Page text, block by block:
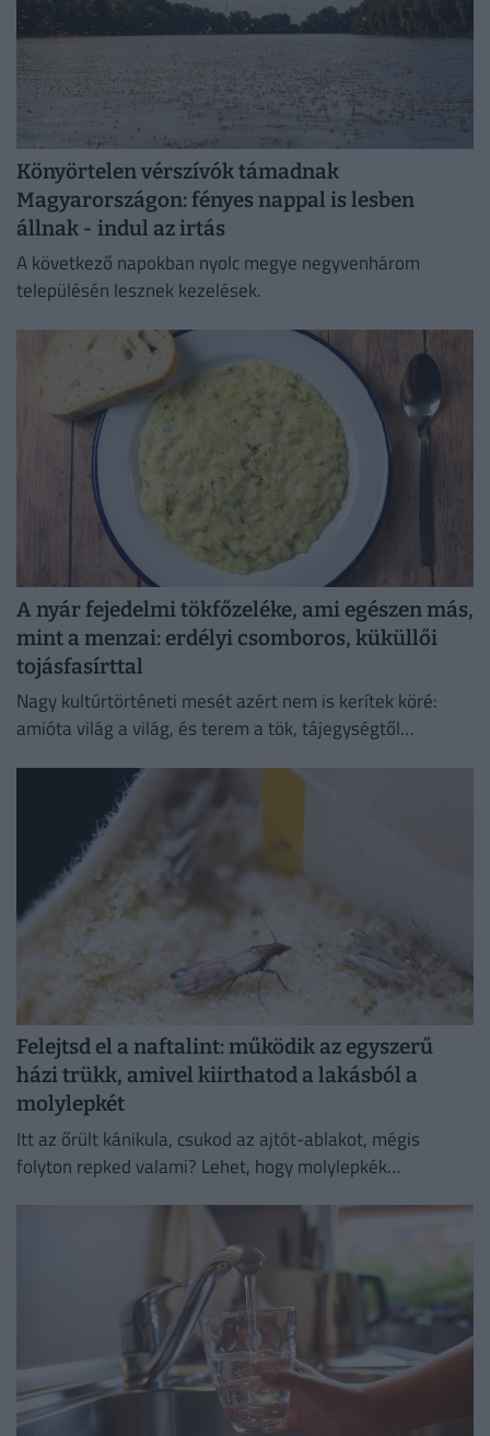
Könyörtelen vérszívók támadnak
Magyarországon: fényes nappal is lesben
állnak - indul az irtás
A következő napokban nyolc megye negyvenhárom
településén lesznek kezelések.
A nyár fejedelmi tökfőzeléke, ami egészen más,
mint a menzai: erdélyi csomboros, küküllői
tojásfasírttal
Nagy kultúrtörténeti mesét azért nem is kerítek köré:
amióta világ a világ, és terem a tök, tájegységtől
Felejtsd el a naftalint: működik az egyszerű
házi trükk, amivel kiirthatod a lakásból a
molylepkét
Itt az őrült kánikula, csukod az ajtót-ablakot, mégis
folyton repked valami? Lehet, hogy molylepkék